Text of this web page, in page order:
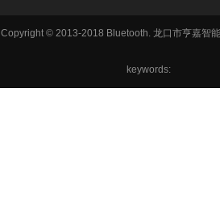
Copyright © 2013-2018 Bluetooth. 龙口市亨嘉智
keywords: